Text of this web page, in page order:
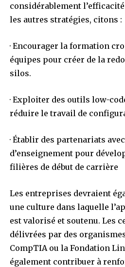
considérablement
les autres stratégies, citons :
· Encourager la formation
équipes pour créer de la
silos.
· Exploiter des outils low-
réduire le travail de
· Établir des partenariats
d’enseignement pour
filières de début de carrière
Les entreprises devraient
une culture dans laquelle
est valorisé et soutenu. Les
délivrées par des
CompTIA ou la Fondation
également contribuer à